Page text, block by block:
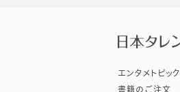
エンタメトピック
書籍のご注文